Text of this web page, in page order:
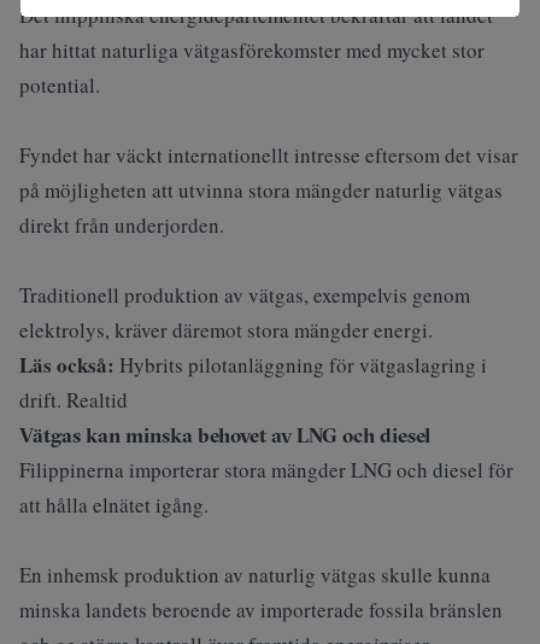
Det filippinska energidepartementet bekräftar att landet
har hittat naturliga vätgasförekomster med mycket stor
potential.
Fyndet har väckt internationellt intresse eftersom det visar
på möjligheten att utvinna stora mängder naturlig vätgas
direkt från underjorden.
Traditionell produktion av vätgas, exempelvis genom
elektrolys, kräver däremot stora mängder energi.
Läs också: Hybrits pilotanläggning för vätgaslagring i
drift. Realtid
Vätgas kan minska behovet av LNG och diesel
Filippinerna importerar stora mängder LNG och diesel för
att hålla elnätet igång.
En inhemsk produktion av naturlig vätgas skulle kunna
minska landets beroende av importerade fossila bränslen